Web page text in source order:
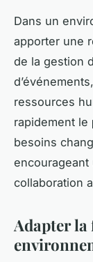
Dans un
apporter une
de la gestion
ressources
rapidement le
besoins
encourageant
collaboration
Adapter